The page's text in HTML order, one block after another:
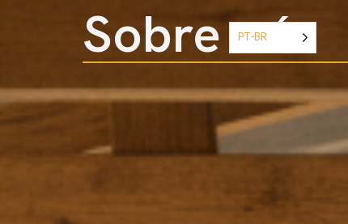
PT-BR
Sobre nós